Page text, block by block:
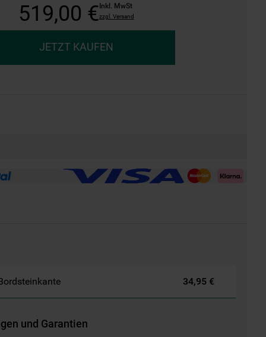
519,00 €Inkl. MwSt
zzgl. Versand
JETZT KAUFEN
34,95 €
und Garantien